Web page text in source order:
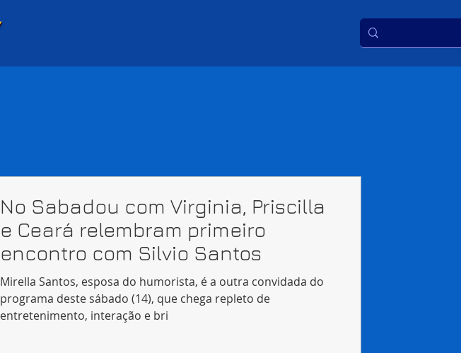
No Sabadou com Virginia, Priscilla
e Ceará relembram primeiro
encontro com Silvio Santos
Mirella Santos, esposa do humorista, é a outra convidada do
programa deste sábado (14), que chega repleto de
entretenimento, interação e bri